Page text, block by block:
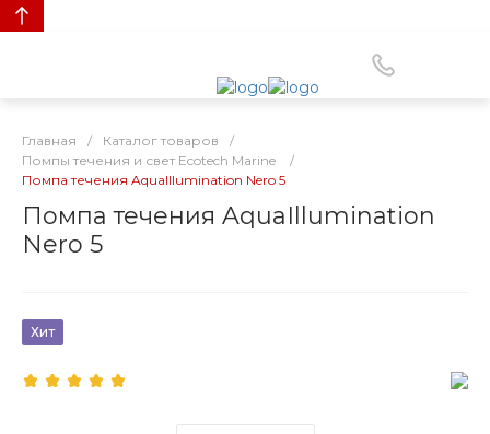
Главная / Каталог товаров
/
Помпы течения и свет Ecotech Marine
/
Помпа течения AquaIllumination Nero 5
Помпа течения AquaIllumination
Nero 5
Хит